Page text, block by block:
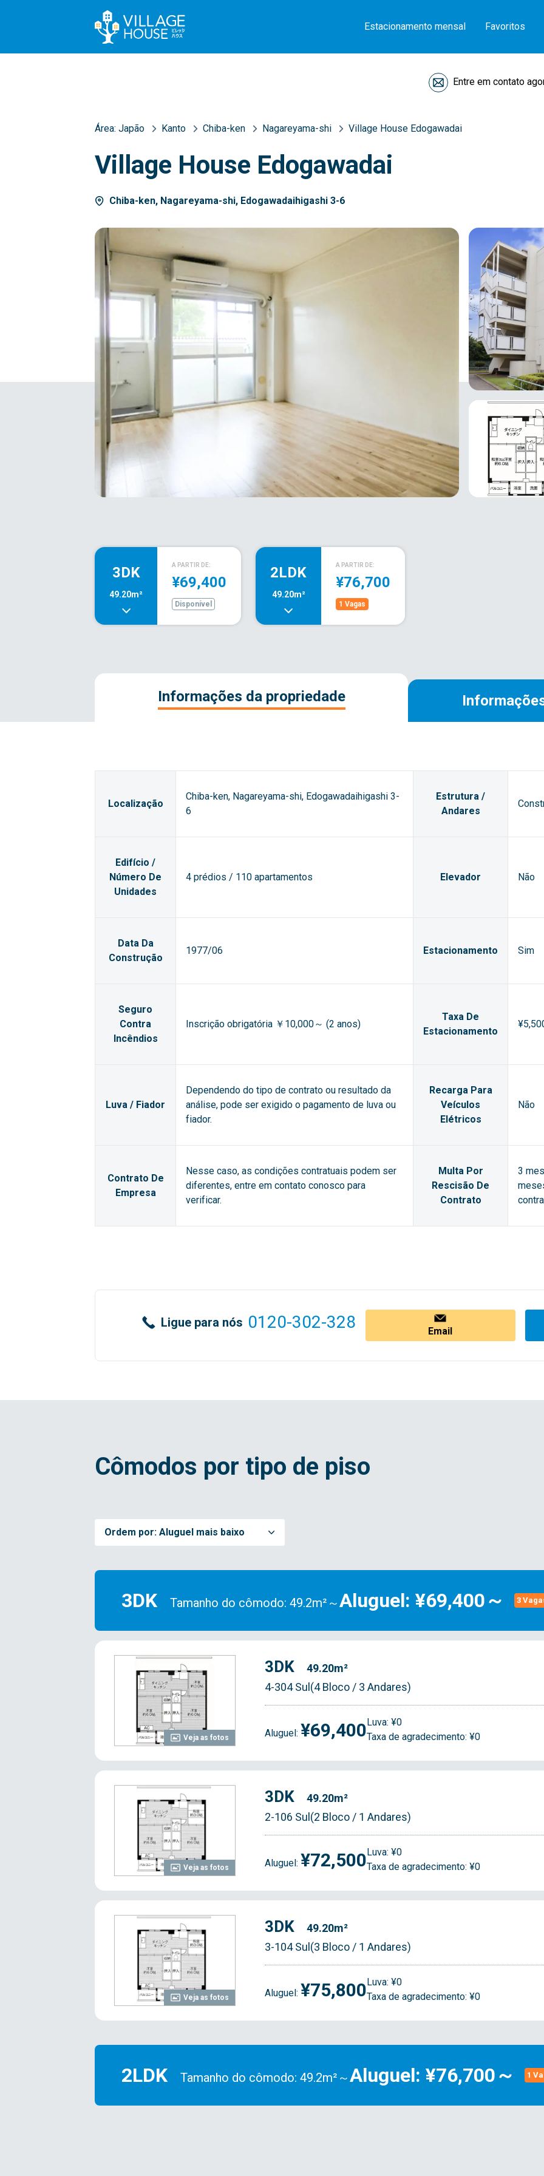
Estacionamento mensal Favoritos
Entre em contato
Área: Japão Kanto Chiba-ken Nagareyama-shi Village House Edogawadai
Village House Edogawadai
Chiba-ken, Nagareyama-shi, Edogawadaihigashi 3-6
3DK
49.20m²
A PARTIR DE:
¥69,400
Disponível
2LDK
49.20m²
A PARTIR DE:
¥76,700
1 Vagas
Informações da propriedade
Localização
Chiba-ken, Nagareyama-shi, Edogawadaihigashi 3-
6
Estrutura /
Andares
Edifício /
Número De
Unidades
4 prédios / 110 apartamentos Elevador Não
Data Da
Construção
1977/06 Estacionamento Sim
Seguro
Contra
Incêndios
Inscrição obrigatória ￥10,000～ (2 anos)
Taxa De
Estacionamento
Luva / Fiador
Dependendo do tipo de contrato ou resultado da
análise, pode ser exigido o pagamento de luva ou
fiador.
Recarga Para
Veículos
Elétricos
Não
Contrato De
Empresa
Nesse caso, as condições contratuais podem ser
diferentes, entre em contato conosco para
verificar.
Multa Por
Rescisão De
Contrato
3
Ligue para nós 0120-302-328 Email
Cômodos por tipo de piso
Ordem por: Aluguel mais baixo
3DK Tamanho do cômodo: 49.2m²～Aluguel: ¥69,400～ 3
Veja as fotos
3DK
49.20m²
4-304 Sul(4 Bloco / 3 Andares)
Aluguel: ¥69,400Luva: ¥0
Taxa de agradecimento: ¥0
Veja as fotos
3DK
49.20m²
2-106 Sul(2 Bloco / 1 Andares)
Aluguel: ¥72,500Luva: ¥0
Taxa de agradecimento: ¥0
Veja as fotos
3DK
49.20m²
3-104 Sul(3 Bloco / 1 Andares)
Aluguel: ¥75,800Luva: ¥0
Taxa de agradecimento: ¥0
2LDK Tamanho do cômodo: 49.2m²～Aluguel: ¥76,700～ 1